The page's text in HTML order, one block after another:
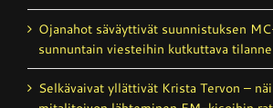
Ojanahot säväyttivät suunnistuksen
sunnuntain viesteihin kutkuttava tilanne
Selkävaivat yllättivät Krista Tervon –